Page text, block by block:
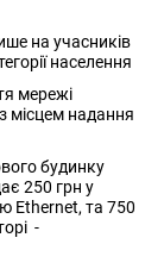
на учасників
населення
мережі
місцем надання
будинку
250 грн у
Ethernet, та 750
-